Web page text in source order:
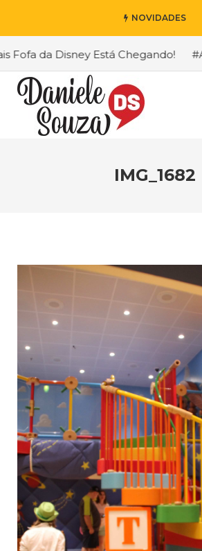
NOVIDADES
da Disney Está Chegando! #As
IMG_1682